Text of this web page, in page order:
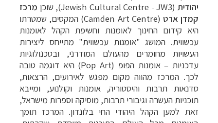
יהודית (
Jewish Cultural Centre - JW3), שוכן מרכז
קמדן ארט (
Camden Art Centre) המקסים, שמטרתו
היא קידום החינוך לאומנות וחשיפת הקהל לאומנות
עכשווית. המושג "אומנות עכשווית" מתייחס ליצירות
העשויות מחומרים מהעולם המודרני, ובטכנולוגיות
עדכניות –אומנות הפופ (Pop Art) היא דוגמה טובה
לכך. המרכז מהווה מקום מפגש לאירועים, הרצאות,
סדנאות תרבות והיסטוריה, אומנות וקולנוע, ומייבא
תוכניות העשרה וגיבורי תרבות, מוסיקה וספרות מישראל,
זאת למען הקהל היהודי החי בלונדון. המרכז תומך